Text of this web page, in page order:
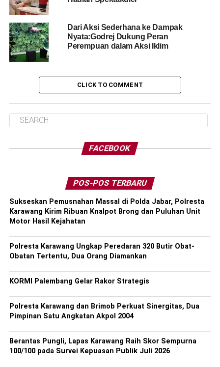
Dari Aksi Sederhana ke Dampak
Nyata:Godrej Dukung Peran
Perempuan dalam Aksi Iklim
CLICK TO COMMENT
FACEBOOK
POS-POS TERBARU
Sukseskan Pemusnahan Massal di Polda Jabar, Polresta
Karawang Kirim Ribuan Knalpot Brong dan Puluhan Unit
Motor Hasil Kejahatan
Polresta Karawang Ungkap Peredaran 320 Butir Obat-
Obatan Tertentu, Dua Orang Diamankan
KORMI Palembang Gelar Rakor Strategis
Polresta Karawang dan Brimob Perkuat Sinergitas, Dua
Pimpinan Satu Angkatan Akpol 2004
Berantas Pungli, Lapas Karawang Raih Skor Sempurna
100/100 pada Survei Kepuasan Publik Juli 2026